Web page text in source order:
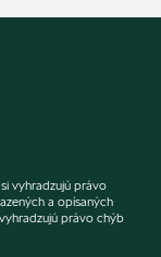
vyhradzujú právo
a opísaných
právo chýb